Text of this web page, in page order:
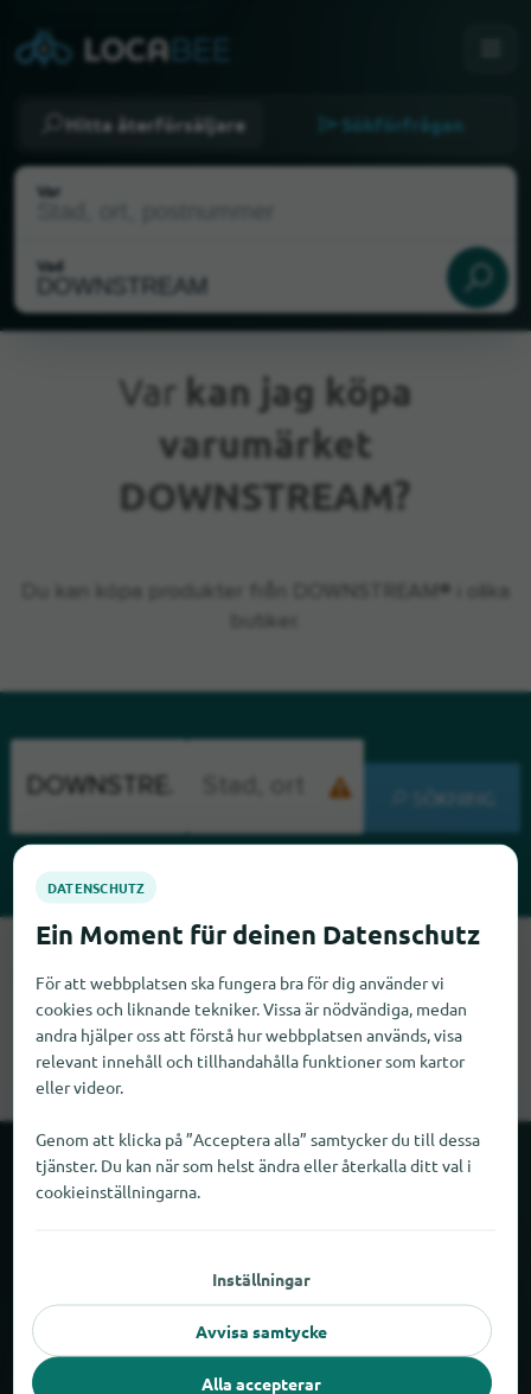
Hitta återförsäljare Sökförfrågan
Var
Vad
Nuvarande plats
Var kan jag köpa
varumärket
DOWNSTREAM?
Du kan köpa produkter från DOWNSTREAM® i olika
SÖKNING
DOWNSTREAM finns skulle vi bli glada om du meddelade oss
det.
Om locabee
Rättslig
För att webbplatsen ska fungera bra för dig använder vi
cookies och liknande tekniker. Vissa är nödvändiga, medan
andra hjälper oss att förstå hur webbplatsen används, visa
relevant innehåll och tillhandahålla funktioner som kartor
eller videor.
Genom att klicka på ”Acceptera alla” samtycker du till dessa
tjänster. Du kan när som helst ändra eller återkalla ditt val i
cookieinställningarna.
Inställningar
Avvisa samtycke
Alla accepterar